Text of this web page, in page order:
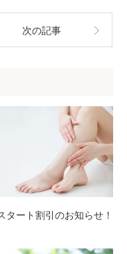
次の記事
タート割引のお知らせ！